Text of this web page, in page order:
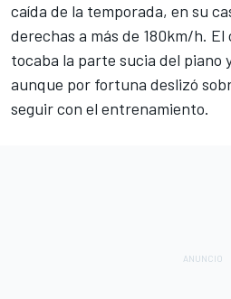
caída de la temporada, en su
derechas a más de 180km/h.
tocaba la parte sucia del piano
aunque por fortuna deslizó
seguir con el entrenamiento.